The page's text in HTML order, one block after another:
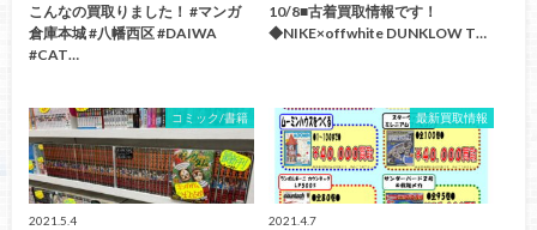
こんなの買取りました！ #マンガ
倉庫本城 #八幡西区 #DAIWA
#CAT…
10/8■古着買取情報です！
◆NIKE×offwhite DUNKLOW T…
コミック/書籍
2021.5.4
最新買取情報
2021.4.7